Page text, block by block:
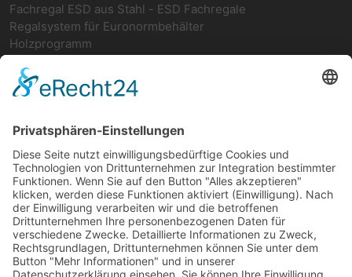
Fachregal ESD aus Stahl - ESD Fachregale
Regalsystem für Euronormbehälter
Holzprogramm
Netzwerk
Ergonomie
Deutsches ESD-Netzwerk
FIFO-Regale
FIFO-GRUNDREGAL
FIFO-Anbauregal
FIFO-Rückführung